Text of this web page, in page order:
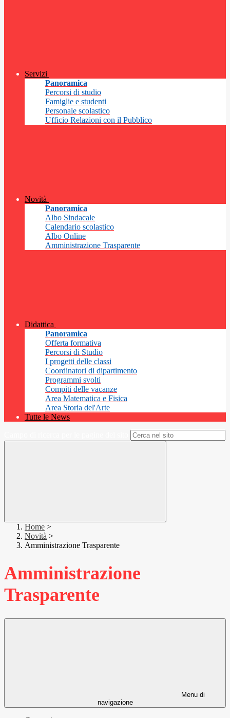
Servizi
Panoramica
Percorsi di studio
Famiglie e studenti
Personale scolastico
Ufficio Relazioni con il Pubblico
Novità
Panoramica
Albo Sindacale
Calendario scolastico
Albo Online
Amministrazione Trasparente
Didattica
Panoramica
Offerta formativa
Percorsi di Studio
I progetti delle classi
Coordinatori di dipartimento
Programmi svolti
Compiti delle vacanze
Area Matematica e Fisica
Area Storia del'Arte
Tutte le News
Home >
Novità >
Amministrazione Trasparente
Amministrazione
Trasparente
Menu di
navigazione